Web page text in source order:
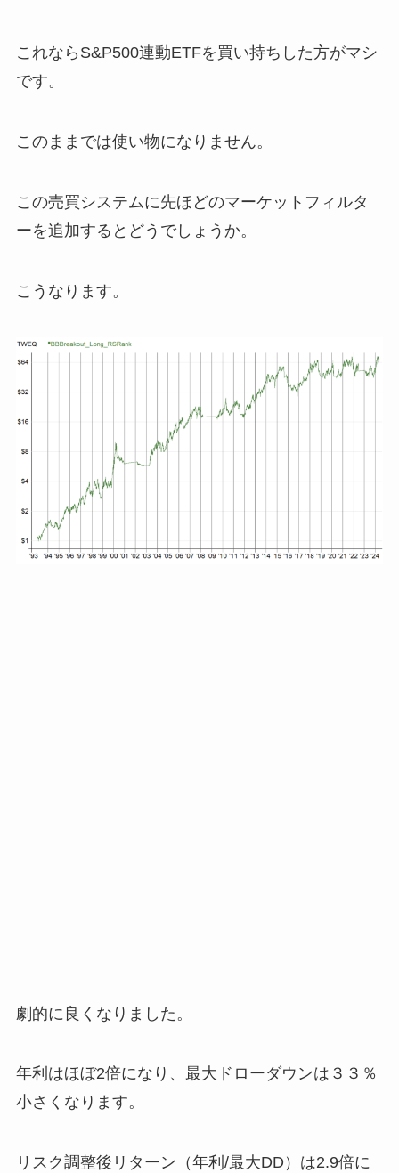
これならS&P500連動ETFを買い持ちした方がマシ
です。
このままでは使い物になりません。
この売買システムに先ほどのマーケットフィルタ
ーを追加するとどうでしょうか。
こうなります。
劇的に良くなりました。
年利はほぼ2倍になり、最大ドローダウンは３３％
小さくなります。
リスク調整後リターン（年利/最大DD）は2.9倍に